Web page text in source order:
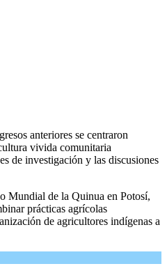
anteriores se centraron
vivida comunitaria
de investigación y las discusiones
Mundial de la Quinua en Potosí,
prácticas agrícolas
de agricultores indígenas a